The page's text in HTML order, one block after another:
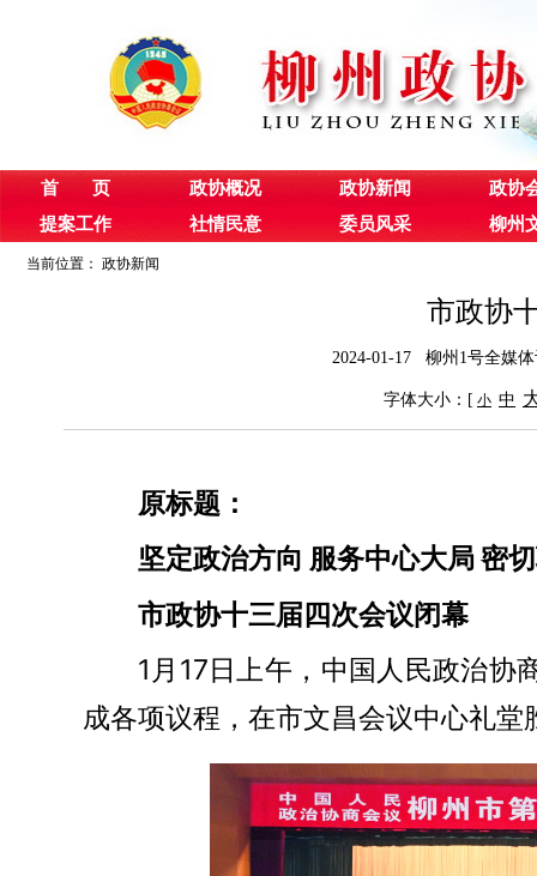
首 页 政协概况 政协新闻
政协
提案工作
社情民意 委员风采 柳州
当前位置： 政协新闻
市政协
2024-01-17 柳州1号全媒
字体大小：[ 小 中
原标题：
坚定政治方向 服务中心大局 密
市政协十三届四次会议闭幕
1月17日上午，中国人民政治协
成各项议程，在市文昌会议中心礼堂